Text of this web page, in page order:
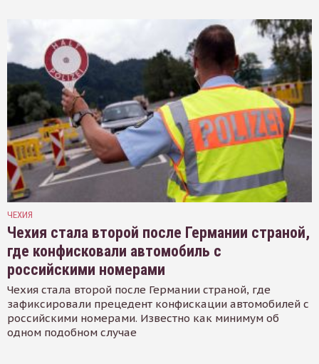
ЧЕХИЯ
Чехия стала второй после Германии страной,
где конфисковали автомобиль с
российскими номерами
Чехия стала второй после Германии страной, где
зафиксировали прецедент конфискации автомобилей с
российскими номерами. Известно как минимум об
одном подобном случае